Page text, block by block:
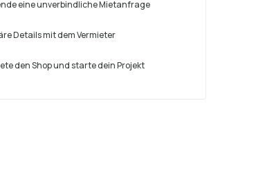
eine unverbindliche Mietanfrage
Details mit dem Vermieter
den Shop und starte dein Projekt